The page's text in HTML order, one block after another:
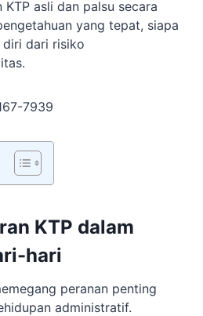
asli dan palsu secara
yang tepat, siapa
dari risiko
7939
KTP dalam
hari
peranan penting
administratif.